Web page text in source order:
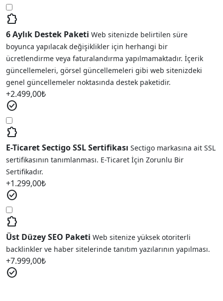
extension
6 Aylık Destek Paketi Web sitenizde belirtilen süre
boyunca yapılacak değişiklikler için herhangi bir
ücretlendirme veya faturalandırma yapılmamaktadır. İçerik
güncellemeleri, görsel güncellemeleri gibi web sitenizdeki
genel güncellemeler noktasında destek paketidir.
+2.499,00₺
check_circle
extension
E-Ticaret Sectigo SSL Sertifikası Sectigo markasına ait SSL
sertifikasının tanımlanması. E-Ticaret İçin Zorunlu Bir
Sertifikadır.
+1.299,00₺
check_circle
extension
Üst Düzey SEO Paketi Web sitenize yüksek otoriterli
backlinkler ve haber sitelerinde tanıtım yazılarının yapılması.
+7.999,00₺
check_circle